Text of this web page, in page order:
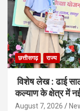
छत्तीसगढ़ राज्य
विशेष लेख : ढाई
कल्याण के क्षेत्र में
August 7, 2026